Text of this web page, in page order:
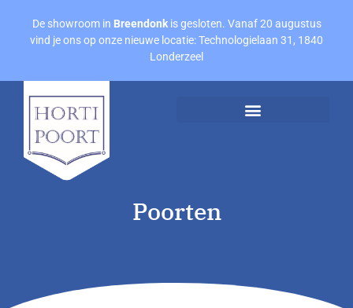
De showroom in Breendonkis gesloten. Vanaf 20 augustus
vind je ons op onze nieuwe locatie: Technologielaan 31, 1840
Londerzeel
Poorten